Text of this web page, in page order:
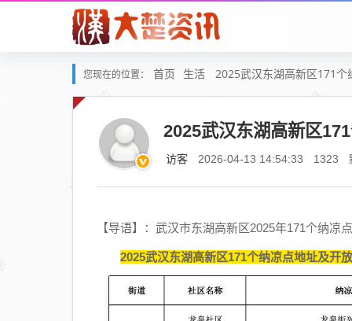
您现在的位置： 首页 生活 2025武汉东湖高新区171个
2025武汉东湖高新区
访客 2026-04-13 14:54:33 1323
【导语】：武汉市东湖高新区2025年171个纳
2025武汉东湖高新区171个纳凉点地址及开